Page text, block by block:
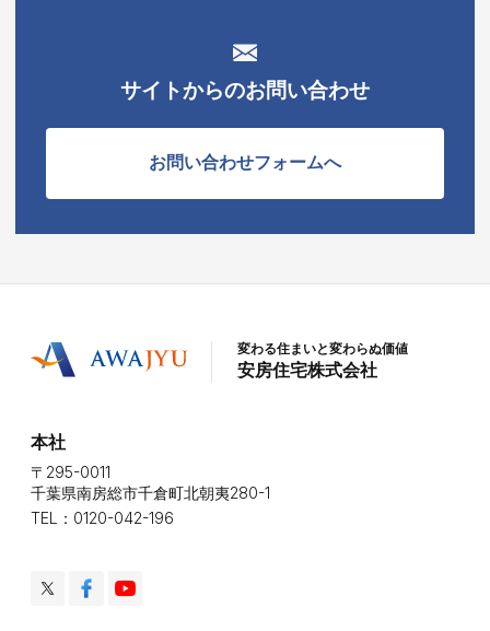
サイトからのお問い合わせ
お問い合わせフォームへ
変わる住まいと変わらぬ価値
安房住宅株式会社
本社
〒295-0011
千葉県南房総市千倉町北朝夷280-1
TEL：0120-042-196